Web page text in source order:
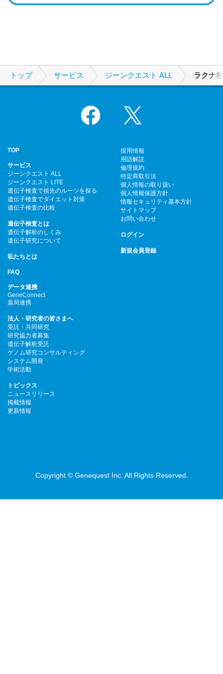
トップ サービス ジーンクエスト ALL ラクナ
Facebook
TOP
サービス
ジーンクエスト ALL
ジーンクエスト LITE
遺伝子検査で祖先のルーツを探る
遺伝子検査でダイエット対策
遺伝子検査の比較
遺伝子検査とは
遺伝子解析のしくみ
遺伝子研究について
私たちとは
FAQ
データ連携
GeneConnect
薬局連携
法人・研究者の皆さまへ
受託・共同研究
研究協力者募集
遺伝子解析受託
ゲノム研究コンサルティング
システム開発
学術活動
トピックス
ニュースリリース
掲載情報
更新情報
採用情報
用語解説
倫理規約
特定商取引法
個人情報の取り扱い
個人情報保護方針
情報セキュリティ基本方針
サイトマップ
お問い合わせ
ログイン
新規会員登録
Copyright © Genequest Inc. All Rights Reserved.